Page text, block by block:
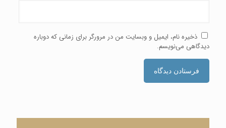
ذخیره نام، ایمیل و وبسایت من در مرورگر برای زمانی که دوباره
دیدگاهی می‌نویسم.